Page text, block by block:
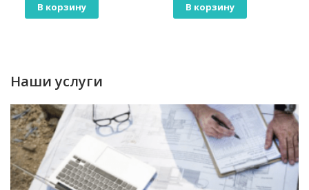
В корзину В корзину
Наши услуги